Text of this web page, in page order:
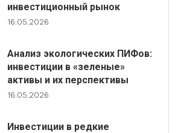
инвестиционный рынок
16.05.2026
Анализ экологических ПИФов:
инвестиции в «зеленые»
активы и их перспективы
16.05.2026
Инвестиции в редкие